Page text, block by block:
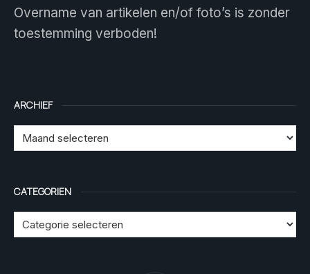
Overname van artikelen en/of foto’s is zonder
toestemming verboden!
ARCHIEF
CATEGORIEN